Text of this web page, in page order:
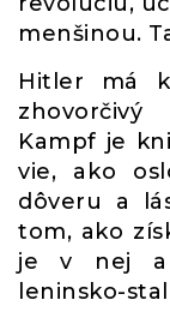
menšinou.
Hitler má
Kampf je
vie, ako
dôveru a
tom, ako
je v nej
leninsko-